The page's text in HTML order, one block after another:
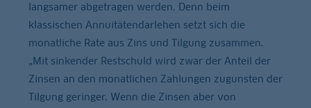
langsamer abgetragen werden. Denn beim
klassischen Annuitätendarlehen setzt sich die
monatliche Rate aus Zins und Tilgung zusammen.
„Mit sinkender Restschuld wird zwar der Anteil der
Zinsen an den monatlichen Zahlungen zugunsten der
Tilgung geringer. Wenn die Zinsen aber von